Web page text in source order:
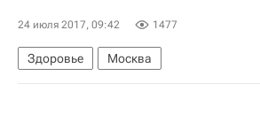
24 июля 2017, 09:42 1477
Здоровье Москва